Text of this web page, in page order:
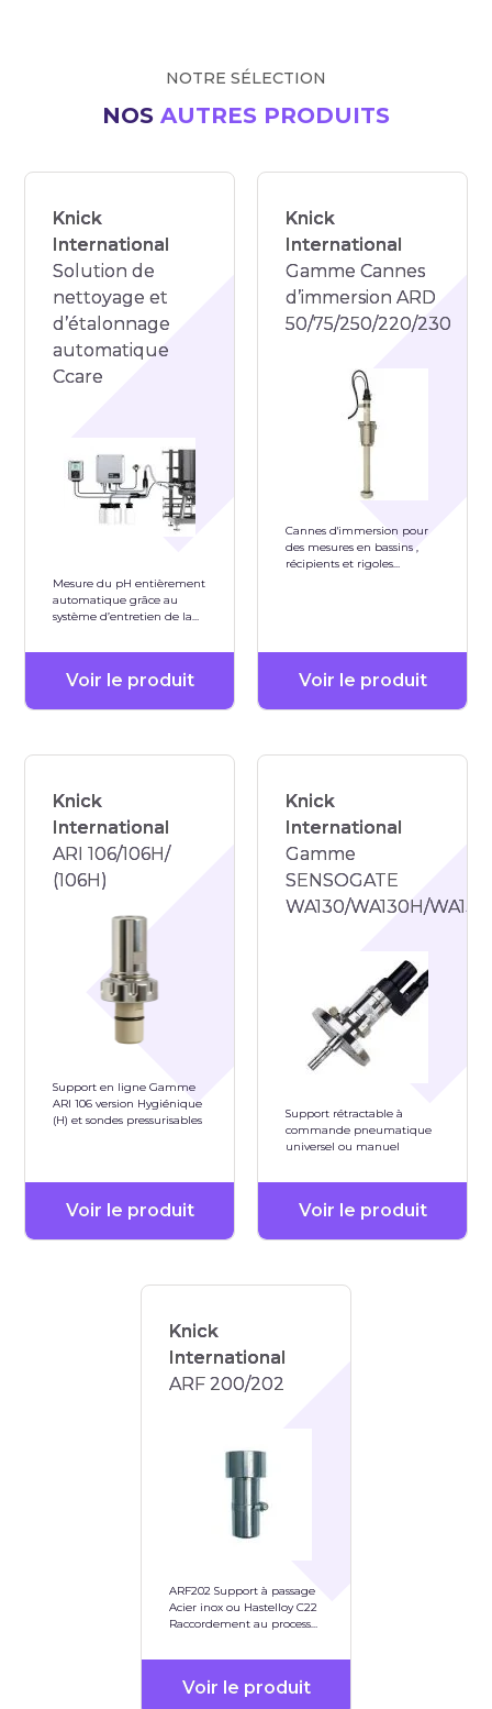
NOTRE SÉLECTION
NOS AUTRES PRODUITS
Knick
International
Solution de
nettoyage et
d’étalonnage
automatique
Ccare
Mesure du pH entièrement
automatique grâce au
système d’entretien de la
Voir le produit
Knick
International
Gamme Cannes
d’immersion ARD
50/75/250/220/230
Cannes d'immersion pour
des mesures en bassins ,
récipients et rigoles
Voir le produit
Knick
International
ARI 106/106H/
(106H)
Support en ligne Gamme
ARI 106 version Hygiénique
(H) et sondes pressurisables
Voir le produit
Knick
International
Gamme
SENSOGATE
WA130/WA130H/
Support rétractable à
commande pneumatique
universel ou manuel
Voir le produit
Knick
International
ARF 200/202
ARF202 Support à passage
Acier inox ou Hastelloy C22
Raccordement au process
Voir le produit